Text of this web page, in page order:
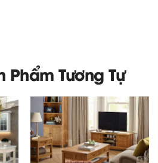
Phẩm Tương Tự